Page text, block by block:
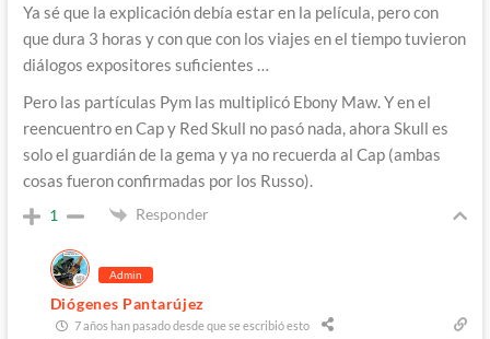
Ya sé que la explicación debía estar en la película, pero con
que dura 3 horas y con que con los viajes en el tiempo tuvieron
diálogos expositores suficientes …
Pero las partículas Pym las multiplicó Ebony Maw. Y en el
reencuentro en Cap y Red Skull no pasó nada, ahora Skull es
solo el guardián de la gema y ya no recuerda al Cap (ambas
cosas fueron confirmadas por los Russo).
1 Responder
Admin
Diógenes Pantarújez
7 años han pasado desde que se escribió esto